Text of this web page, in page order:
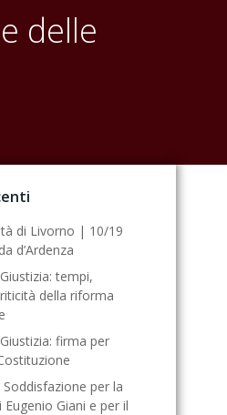
delle
di Livorno | 10/19
d’Ardenza
tempi,
della riforma
firma per
per la
Giani e per il